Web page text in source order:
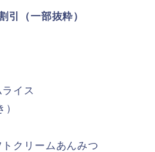
引（一部抜粋）
イス
クリームあんみつ